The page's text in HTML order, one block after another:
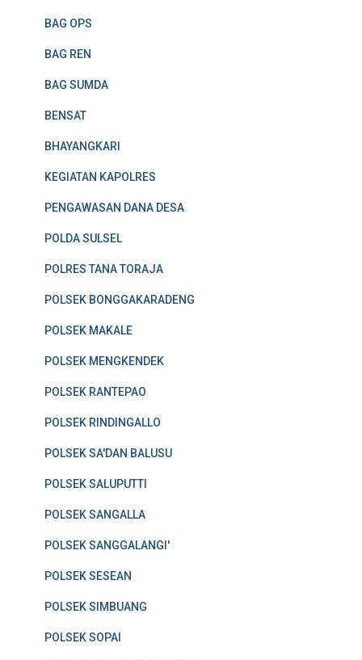
BAG OPS
BAG REN
BAG SUMDA
BENSAT
BHAYANGKARI
KEGIATAN KAPOLRES
PENGAWASAN DANA DESA
POLDA SULSEL
POLRES TANA TORAJA
POLSEK BONGGAKARADENG
POLSEK MAKALE
POLSEK MENGKENDEK
POLSEK RANTEPAO
POLSEK RINDINGALLO
POLSEK SA'DAN BALUSU
POLSEK SALUPUTTI
POLSEK SANGALLA
POLSEK SANGGALANGI'
POLSEK SESEAN
POLSEK SIMBUANG
POLSEK SOPAI